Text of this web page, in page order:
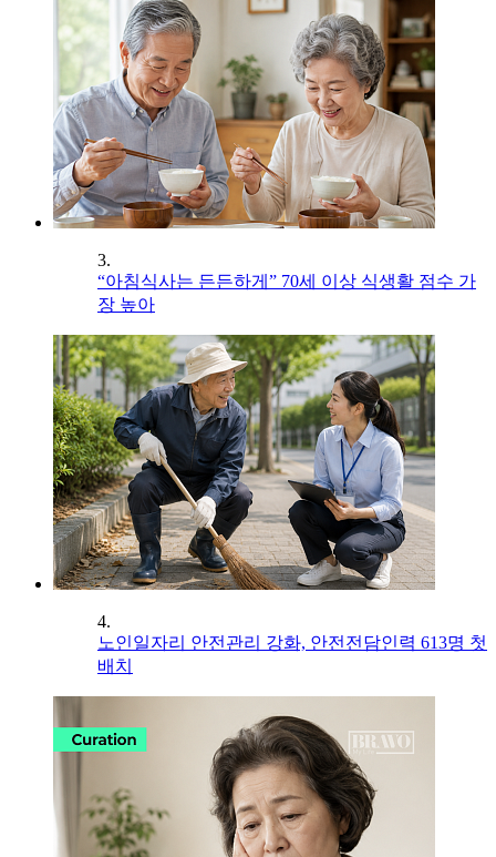
3.
“아침식사는 든든하게” 70세 이상 식생활 점수 가
장 높아
4.
노인일자리 안전관리 강화, 안전전담인력 613명 첫
배치